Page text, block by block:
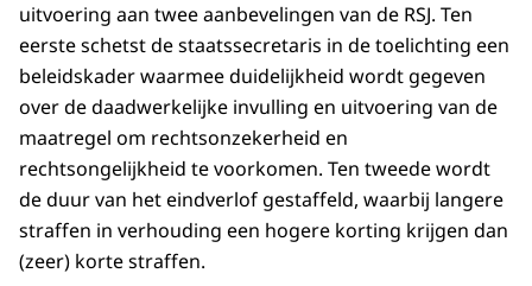
uitvoering aan twee aanbevelingen van de RSJ. Ten
eerste schetst de staatssecretaris in de toelichting een
beleidskader waarmee duidelijkheid wordt gegeven
over de daadwerkelijke invulling en uitvoering van de
maatregel om rechtsonzekerheid en
rechtsongelijkheid te voorkomen. Ten tweede wordt
de duur van het eindverlof gestaffeld, waarbij langere
straffen in verhouding een hogere korting krijgen dan
(zeer) korte straffen.